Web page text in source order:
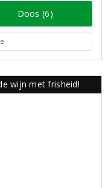
Doos (6)
wijn met frisheid!